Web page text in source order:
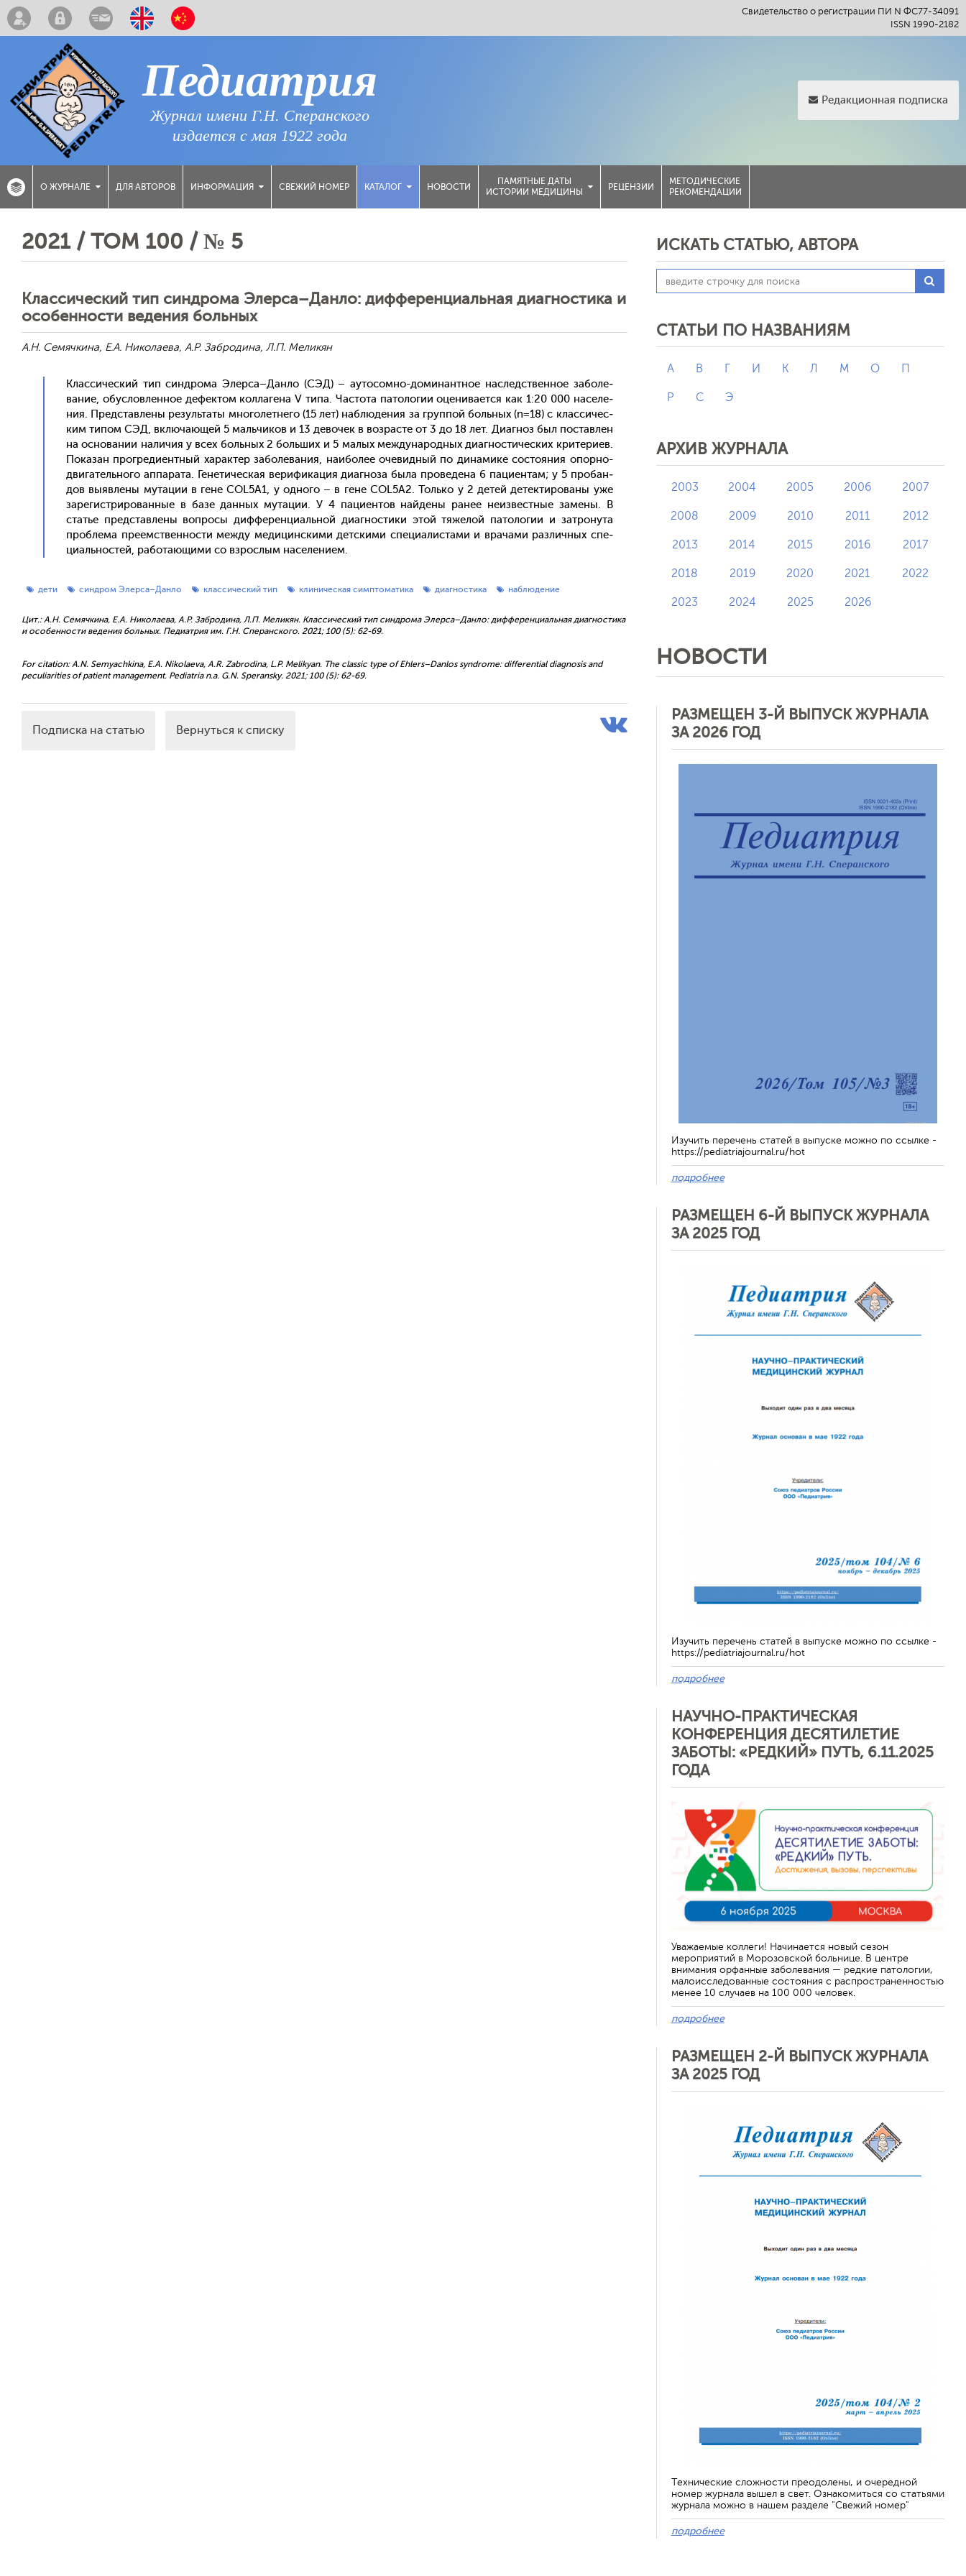
Свидетельство о регистрации ПИ N ФС77-34091
ISSN 1990-2182
Педиатрия
Журнал имени Г.Н. Сперанского
издается с мая 1922 года
Редакционная подписка
О ЖУРНАЛЕ ДЛЯ АВТОРОВ ИНФОРМАЦИЯ СВЕЖИЙ НОМЕР КАТАЛОГ НОВОСТИ
ПАМЯТНЫЕ ДАТЫ
ИСТОРИИ МЕДИЦИНЫ
РЕЦЕНЗИИ
МЕТОДИЧЕСКИЕ
РЕКОМЕНДАЦИИ
2021 / ТОМ 100 / № 5
Классический тип синдрома Элерса–Данло: дифференциальная диагностика и
особенности ведения больных
А.Н. Семячкина, Е.А. Николаева, А.Р. Забродина, Л.П. Меликян
Клас­си­чес­кий тип син­дро­ма Элер­са–Дан­ло (СЭД) – а­уто­сом­но-до­минан­тное нас­ледс­твен­ное за­боле­
вание, обус­ловлен­ное де­фек­том кол­ла­гена V ти­па. Час­то­та па­толо­гии оце­нива­ет­ся как 1:20 000 на­селе­
ния. Пред­став­ле­ны ре­зуль­та­ты мно­голет­не­го (15 лет) наб­лю­дения за груп­пой боль­ных (n=18) с клас­си­чес­
ким ти­пом СЭД, вклю­ча­ющей 5 маль­чи­ков и 13 де­вочек в воз­расте от 3 до 18 лет. Ди­аг­ноз был пос­тавлен
на ос­но­вании на­личия у всех боль­ных 2 боль­ших и 5 ма­лых меж­ду­народ­ных ди­аг­ности­чес­ких кри­тери­ев.
По­казан прог­ре­ди­ен­тный ха­рак­тер за­боле­вания, на­ибо­лее оче­вид­ный по ди­нами­ке сос­то­яния опор­но-
дви­гатель­но­го ап­па­рата. Ге­нети­чес­кая ве­рифи­кация ди­аг­но­за бы­ла про­веде­на 6 па­ци­ен­там; у 5 про­бан­
дов вы­яв­ле­ны му­тации в ге­не COL5A1, у од­но­го – в ге­не COL5A2. Толь­ко у 2 де­тей де­тек­ти­рова­ны уже
за­регис­три­рован­ные в ба­зе дан­ных му­тации. У 4 па­ци­ен­тов най­де­ны ра­нее не­из­вес­тные за­мены. В
статье пред­став­ле­ны воп­ро­сы диф­фе­рен­ци­аль­ной ди­аг­ности­ки этой тя­желой па­толо­гии и зат­ро­нута
проб­ле­ма пре­емс­твен­ности меж­ду ме­дицин­ски­ми дет­ски­ми спе­ци­алис­та­ми и вра­чами раз­личных спе­
ци­аль­нос­тей, ра­бота­ющи­ми со взрос­лым на­селе­ни­ем.
дети синдром Элерса–Данло классический тип клиническая симптоматика диагностика наблюдение
Цит.: А.Н. Семячкина, Е.А. Николаева, А.Р. Забродина, Л.П. Меликян. Классический тип синдрома Элерса–Данло: дифференциальная диагностика
и особенности ведения больных. Педиатрия им. Г.Н. Сперанского. 2021; 100 (5): 62-69.
For citation: А.N. Semyachkina, E.А. Nikolaeva, А.R. Zabrodina, L.P. Melikyan. The classic type of Ehlers–Danlos syndrome: differential diagnosis and
peculiarities of patient management. Pediatria n.a. G.N. Speransky. 2021; 100 (5): 62-69.
Подписка на статью Вернуться к списку
ИСКАТЬ СТАТЬЮ, АВТОРА
СТАТЬИ ПО НАЗВАНИЯМ
А В Г И К Л М О П
Р С Э
АРХИВ ЖУРНАЛА
2003 2004 2005 2006 2007
2008 2009 2010 2011 2012
2013 2014 2015 2016 2017
2018 2019 2020 2021 2022
2023 2024 2025 2026
НОВОСТИ
РАЗМЕЩЕН 3-Й ВЫПУСК ЖУРНАЛА
ЗА 2026 ГОД
Изучить перечень статей в выпуске можно по ссылке -
https://pediatriajournal.ru/hot
подробнее
РАЗМЕЩЕН 6-Й ВЫПУСК ЖУРНАЛА
ЗА 2025 ГОД
Изучить перечень статей в выпуске можно по ссылке -
https://pediatriajournal.ru/hot
подробнее
НАУЧНО-ПРАКТИЧЕСКАЯ
КОНФЕРЕНЦИЯ ДЕСЯТИЛЕТИЕ
ЗАБОТЫ: «РЕДКИЙ» ПУТЬ, 6.11.2025
ГОДА
Уважаемые коллеги! Начинается новый сезон
мероприятий в Морозовской больнице. В центре
внимания орфанные заболевания — редкие патологии,
малоисследованные состояния с распространенностью
менее 10 случаев на 100 000 человек.
подробнее
РАЗМЕЩЕН 2-Й ВЫПУСК ЖУРНАЛА
ЗА 2025 ГОД
Технические сложности преодолены, и очередной
номер журнала вышел в свет. Ознакомиться со статьями
журнала можно в нашем разделе "Свежий номер"
подробнее
Отменить